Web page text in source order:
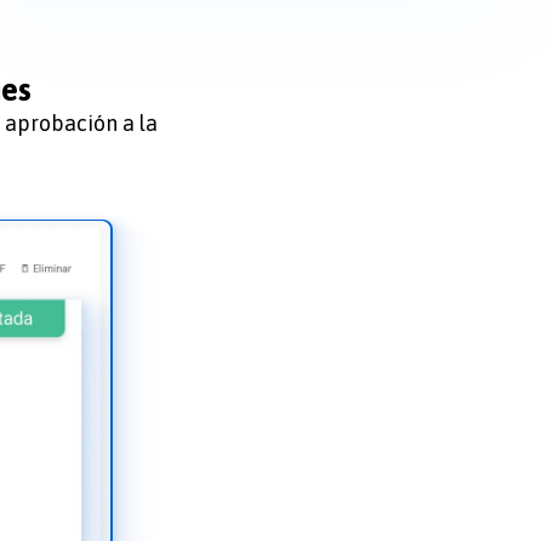
aprobación a la